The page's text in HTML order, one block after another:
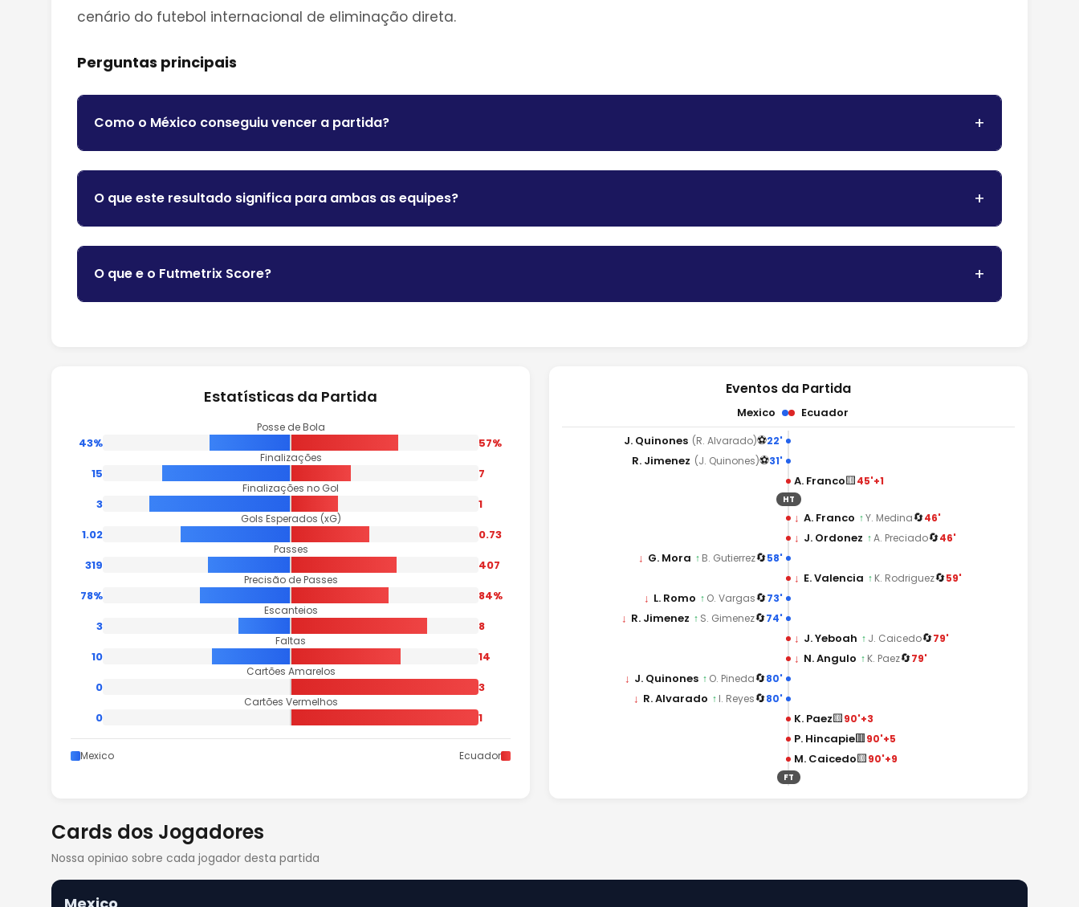
cenário do futebol internacional de eliminação direta.
Perguntas principais
Como o México conseguiu vencer a partida?
O que este resultado significa para ambas as equipes?
O que e o Futmetrix Score?
Estatísticas da Partida
Posse de Bola
43% 57%
Finalizações
15 7
Finalizações no Gol
3 1
Gols Esperados (xG)
1.02 0.73
Passes
319 407
Precisão de Passes
78% 84%
Escanteios
3 8
Faltas
10 14
Cartões Amarelos
0 3
Cartões Vermelhos
0 1
Mexico Ecuador
Eventos da Partida
Mexico Ecuador
22'
⚽
J. Quinones (R. Alvarado)
31'
⚽
R. Jimenez (J. Quinones)
A. Franco🟨45'+1
HT
↓ A. Franco ↑Y. Medina🔄46'
↓ J. Ordonez ↑A. Preciado🔄46'
58'
🔄
↓ G. Mora ↑ B. Gutierrez
↓ E. Valencia ↑ K. Rodriguez🔄59'
73'
🔄
↓ L. Romo ↑ O. Vargas
74'
🔄
↓ R. Jimenez ↑ S. Gimenez
↓ J. Yeboah ↑ J. Caicedo🔄79'
↓ N. Angulo ↑ K. Paez🔄79'
80'
🔄
↓ J. Quinones ↑ O. Pineda
80'
🔄
↓ R. Alvarado ↑ I. Reyes
K. Paez🟨90'+3
P. Hincapie🟥90'+5
M. Caicedo🟨90'+9
FT
Cards dos Jogadores
Nossa opiniao sobre cada jogador desta partida